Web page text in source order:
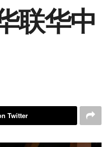
联华中
Twitter